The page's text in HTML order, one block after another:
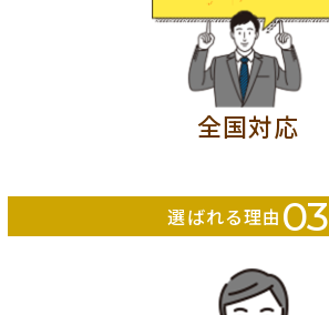
全国対応
選ばれる理由 03